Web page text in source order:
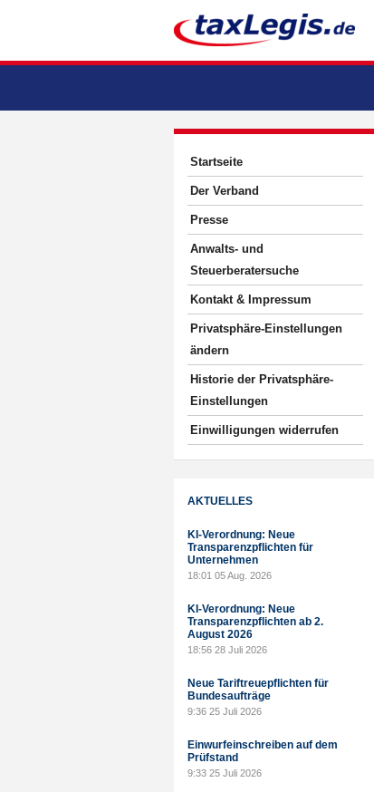
Startseite
Der Verband
Presse
Anwalts- und
Steuerberatersuche
Kontakt & Impressum
Privatsphäre-Einstellungen
ändern
Historie der Privatsphäre-
Einstellungen
Einwilligungen widerrufen
AKTUELLES
KI-Verordnung: Neue
Transparenzpflichten für
Unternehmen
18:01 05 Aug. 2026
KI-Verordnung: Neue
Transparenzpflichten ab 2.
August 2026
18:56 28 Juli 2026
Neue Tariftreuepflichten für
Bundesaufträge
9:36 25 Juli 2026
Einwurfeinschreiben auf dem
Prüfstand
9:33 25 Juli 2026